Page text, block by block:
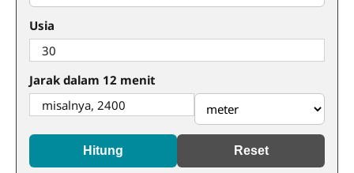
Usia
Jarak dalam 12 menit
Hitung Reset